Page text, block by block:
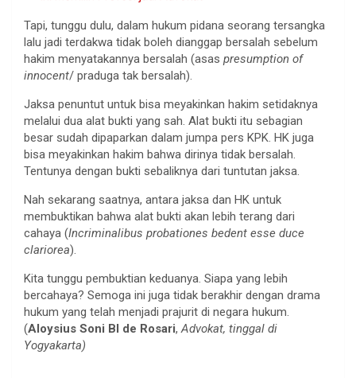
Tapi, tunggu dulu, dalam hukum pidana seorang tersangka
lalu jadi terdakwa tidak boleh dianggap bersalah sebelum
hakim menyatakannya bersalah (asas presumption of
innocent/ praduga tak bersalah).
Jaksa penuntut untuk bisa meyakinkan hakim setidaknya
melalui dua alat bukti yang sah. Alat bukti itu sebagian
besar sudah dipaparkan dalam jumpa pers KPK. HK juga
bisa meyakinkan hakim bahwa dirinya tidak bersalah.
Tentunya dengan bukti sebaliknya dari tuntutan jaksa.
Nah sekarang saatnya, antara jaksa dan HK untuk
membuktikan bahwa alat bukti akan lebih terang dari
cahaya (Incriminalibus probationes bedent esse duce
clariorea).
Kita tunggu pembuktian keduanya. Siapa yang lebih
bercahaya? Semoga ini juga tidak berakhir dengan drama
hukum yang telah menjadi prajurit di negara hukum.
(Aloysius Soni Bl de Rosari,Advokat, tinggal di
Yogyakarta)